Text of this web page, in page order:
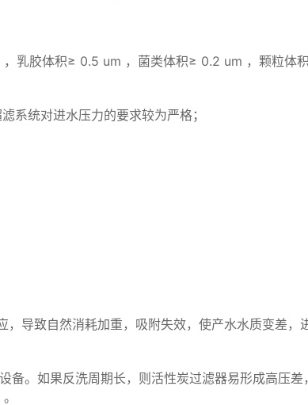
乳胶体积≥ 0.5 um ，菌类体积≥ 0.2 um ，颗粒体
统对进水压力的要求较为严格；
导致自然消耗加重，吸附失效，使产水水质变差，
。如果反洗周期长，则活性炭过滤器易形成高压